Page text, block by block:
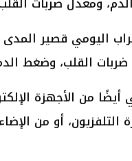
اليومي قصير المدى
القلب، وضغط
من الأجهزة
أو من